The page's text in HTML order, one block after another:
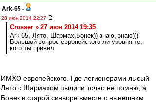
Ark-65 -
28 июн 2014 22:27
Crosser » 27 июн 2014 19:35
Ark-65, Лято, Шармах,Бонек)) знаю, знаю)))
Большой вопрос европейского ли уровня те,
кого ты привел
ИМХО европейского. Где легионерами лысый
Лято с Шармахом пылили точно не помню, а
Бонек в старой синьоре вместе с нынешним